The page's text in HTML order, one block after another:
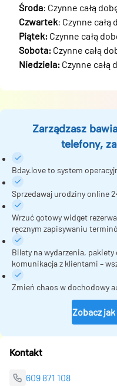
Środa: Czynne całą
Czwartek: Czynne całą
Piątek: Czynne całą
Sobota: Czynne całą
Niedziela: Czynne całą
Zarządzasz
telefony,
Bday.love to system
Sprzedawaj urodziny online
Wrzuć gotowy widget
ręcznym zapisywaniu
Bilety na wydarzenia,
komunikacja z klientami –
Zmień chaos w dochodowy
Zobacz
Kontakt
609 871 108